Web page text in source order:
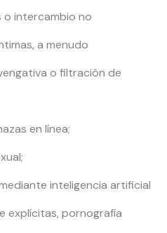
o intercambio no
a menudo
o filtración de
en línea;
inteligencia artificial
explícitas, pornografía